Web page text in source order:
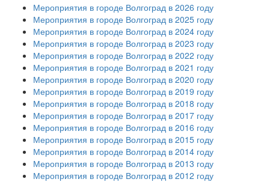
Мероприятия в городе Волгоград в 2026 году
Мероприятия в городе Волгоград в 2025 году
Мероприятия в городе Волгоград в 2024 году
Мероприятия в городе Волгоград в 2023 году
Мероприятия в городе Волгоград в 2022 году
Мероприятия в городе Волгоград в 2021 году
Мероприятия в городе Волгоград в 2020 году
Мероприятия в городе Волгоград в 2019 году
Мероприятия в городе Волгоград в 2018 году
Мероприятия в городе Волгоград в 2017 году
Мероприятия в городе Волгоград в 2016 году
Мероприятия в городе Волгоград в 2015 году
Мероприятия в городе Волгоград в 2014 году
Мероприятия в городе Волгоград в 2013 году
Мероприятия в городе Волгоград в 2012 году